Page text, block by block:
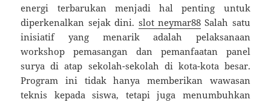
energi terbarukan menjadi hal penting untuk
diperkenalkan sejak dini. slot neymar88Salah satu
inisiatif yang menarik adalah pelaksanaan
workshop pemasangan dan pemanfaatan panel
surya di atap sekolah-sekolah di kota-kota besar.
Program ini tidak hanya memberikan wawasan
teknis kepada siswa, tetapi juga menumbuhkan